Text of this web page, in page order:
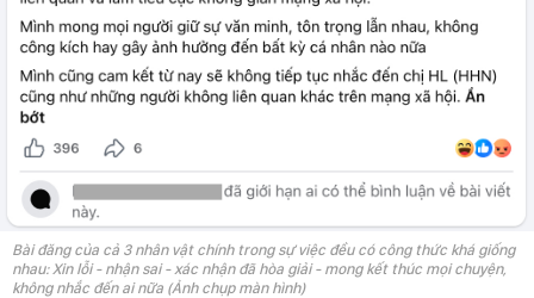
Bài đăng của cả 3 nhân vật chính trong sự việc đều có công thức khá giống
nhau: Xin lỗi - nhận sai - xác nhận đã hòa giải - mong kết thúc mọi chuyện,
không nhắc đến ai nữa (Ảnh chụp màn hình)